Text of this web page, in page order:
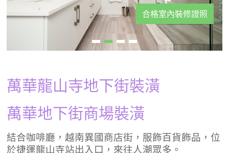
合格室內裝修證照
萬華龍山寺地下街裝潢
萬華地下街商場裝潢
結合咖啡廳，越南異國商店街，服飾百貨飾品，位
於捷運龍山寺站出入口，來往人潮眾多。